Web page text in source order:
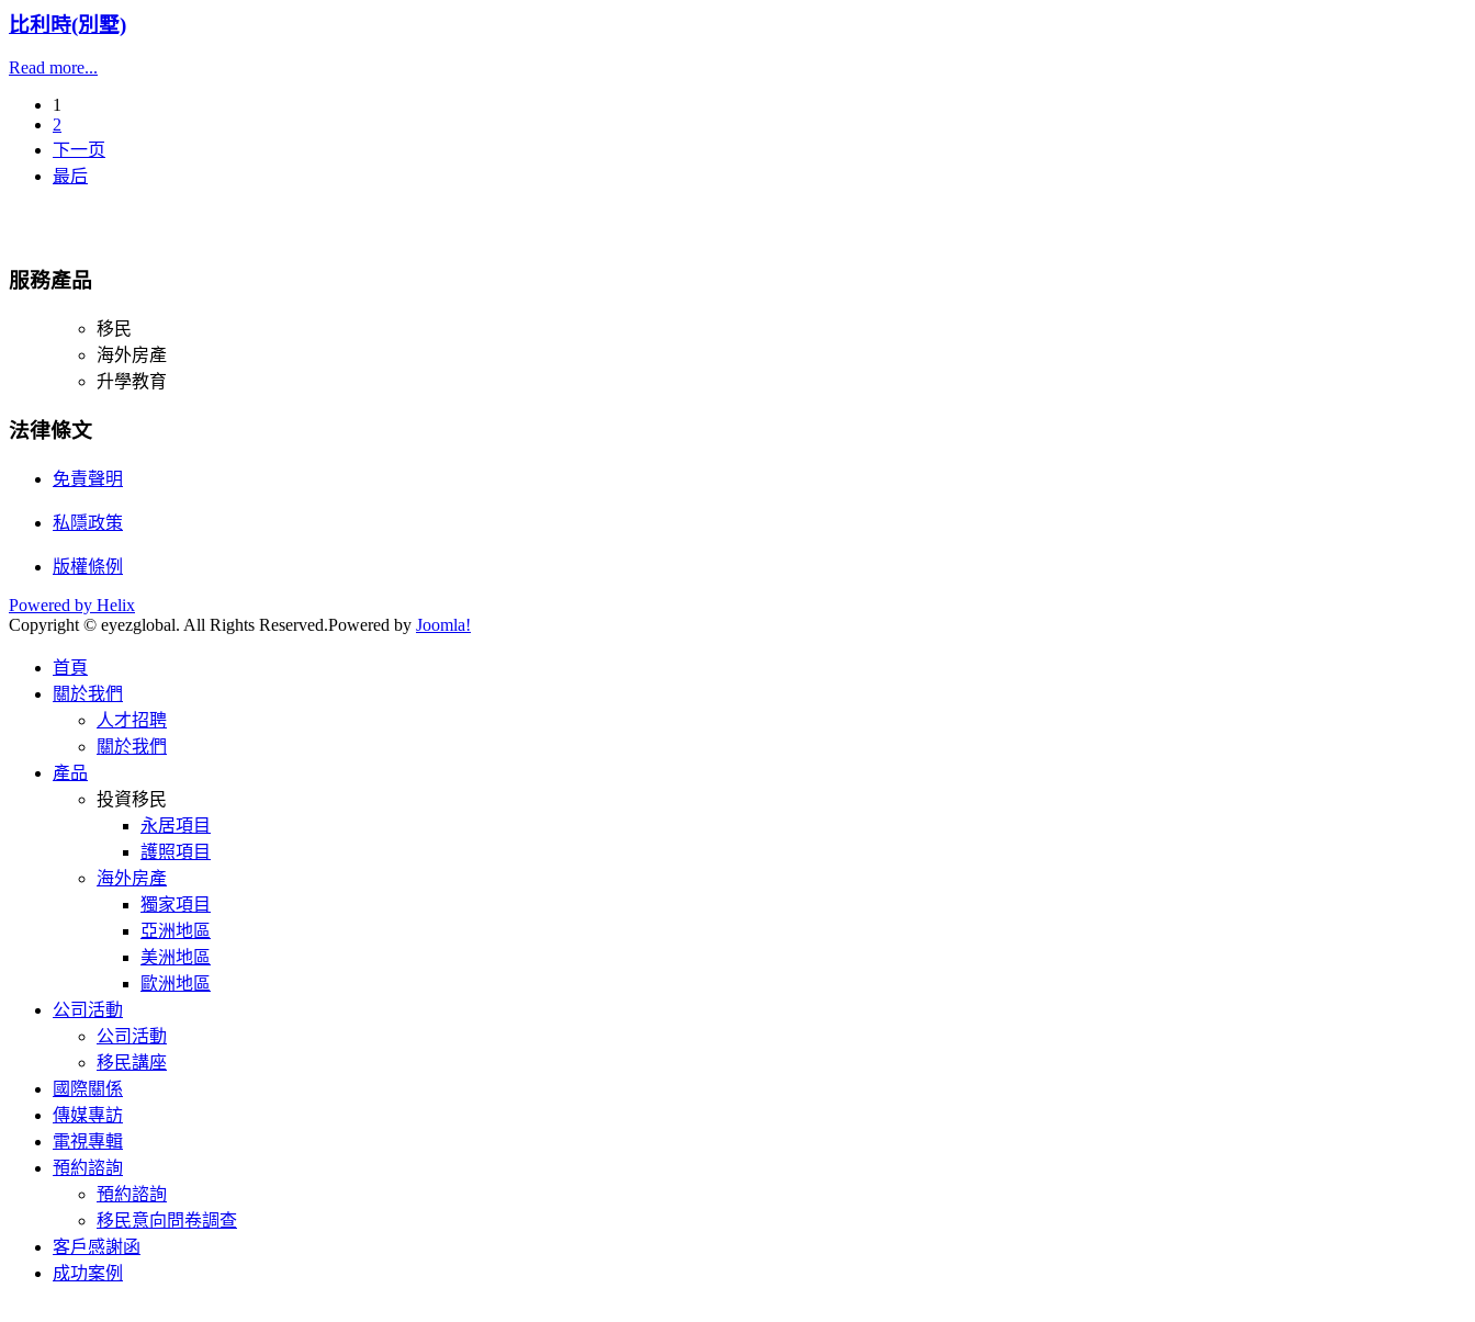
比利時(別墅)
Read more...
1
2
下一页
最后
服務產品
移民
海外房產
升學教育
法律條文
免責聲明
私隱政策
版權條例
Powered by Helix
Copyright © eyezglobal. All Rights Reserved.Powered by Joomla!
首頁
關於我們
人才招聘
關於我們
產品
投資移民
永居項目
護照項目
海外房產
獨家項目
亞洲地區
美洲地區
歐洲地區
公司活動
公司活動
移民講座
國際關係
傳媒專訪
電視專輯
預約諮詢
預約諮詢
移民意向問卷調查
客戶感謝函
成功案例